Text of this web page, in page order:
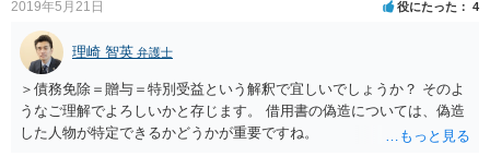
2019年5月21日 役にたった 4
理崎 智英 弁護士
＞債務免除＝贈与＝特別受益という解釈で宜しいでしょうか？ そのよ
うなご理解でよろしいかと存じます。 借用書の偽造については、偽造
した人物が特定できるかどうかが重要ですね。